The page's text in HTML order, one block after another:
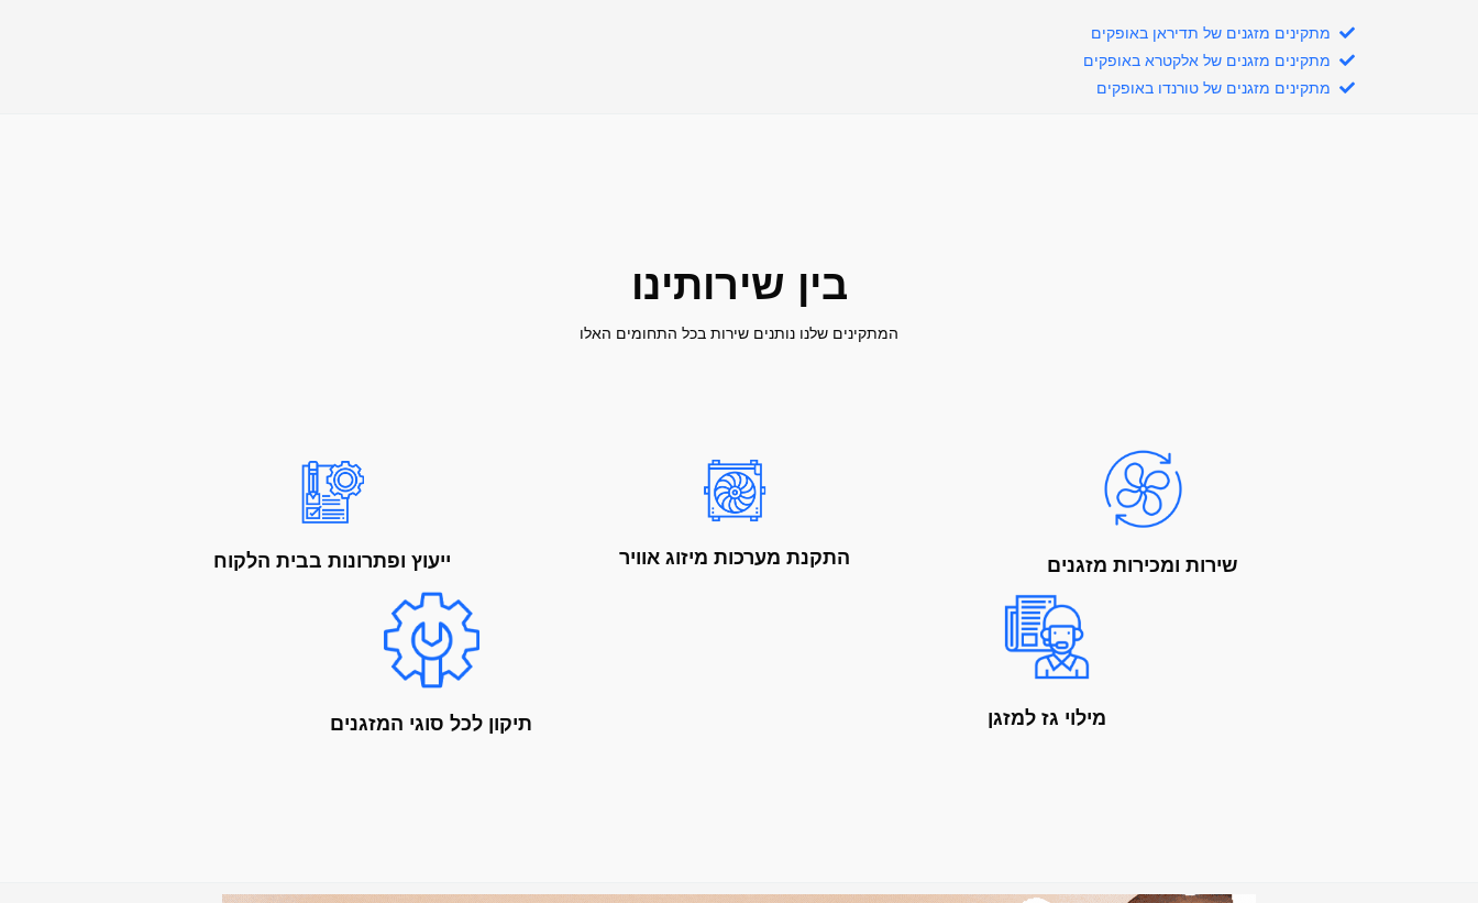
מתקינים מזגנים של תדיראן באופקים
מתקינים מזגנים של אלקטרא באופקים
מתקינים מזגנים של טורנדו באופקים
בין שירותינו
המתקינים שלנו נותנים שירות בכל התחומים האלו
שירות ומכירות מזגנים התקנת מערכות מיזוג אוויר ייעוץ ופתרונות בבית הלקוח
מילוי גז למזגן תיקון לכל סוגי המזגנים